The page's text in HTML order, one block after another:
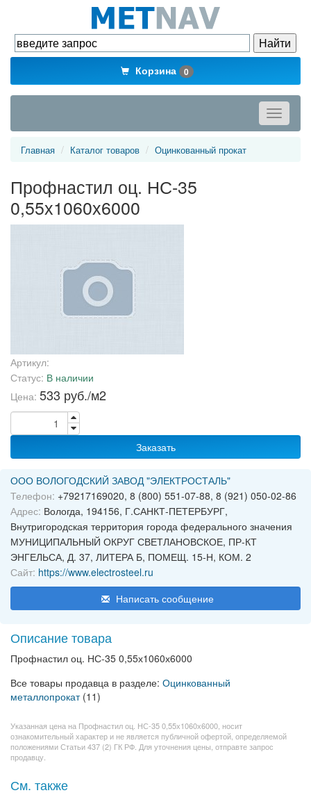
Корзина 0
Toggle
Главная Каталог товаров Оцинкованный прокат
Профнастил оц. НС-35
0,55х1060х6000
Артикул:
Статус: В наличии
Цена: 533 руб./м2
Заказать
ООО ВОЛОГОДСКИЙ ЗАВОД "ЭЛЕКТРОСТАЛЬ"
Телефон: +79217169020, 8 (800) 551-07-88, 8 (921) 050-02-86
Адрес: Вологда, 194156, Г.САНКТ-ПЕТЕРБУРГ,
Внутригородская территория города федерального значения
МУНИЦИПАЛЬНЫЙ ОКРУГ СВЕТЛАНОВСКОЕ, ПР-КТ
ЭНГЕЛЬСА, Д. 37, ЛИТЕРА Б, ПОМЕЩ. 15-Н, КОМ. 2
Сайт: https://www.electrosteel.ru
Написать сообщение
Описание товара
Профнастил оц. НС-35 0,55х1060х6000
Все товары продавца в разделе: Оцинкованный
металлопрокат(11)
Указанная цена на Профнастил оц. НС-35 0,55х1060х6000, носит
ознакомительный характер и не является публичной офертой, определяемой
положениями Статьи 437 (2) ГК РФ. Для уточнения цены, отправте запрос
продавцу.
См. также